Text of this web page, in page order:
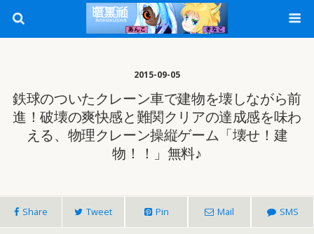
2015-09-05
鉄球のついたクレーン車で建物を壊しながら前
進！破壊の爽快感と難関クリアの達成感を味わ
える、物理クレーン操縦ゲーム「壊せ！建
物！！」無料♪
Share Tweet Pin Mail SMS